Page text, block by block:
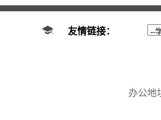
友情链接：
办公地